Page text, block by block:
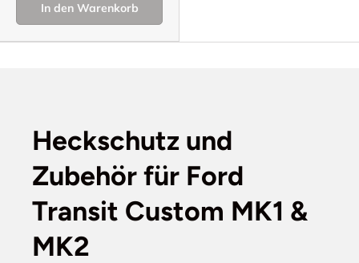
In den Warenkorb
Heckschutz und
Zubehör für Ford
Transit Custom MK1 &
MK2